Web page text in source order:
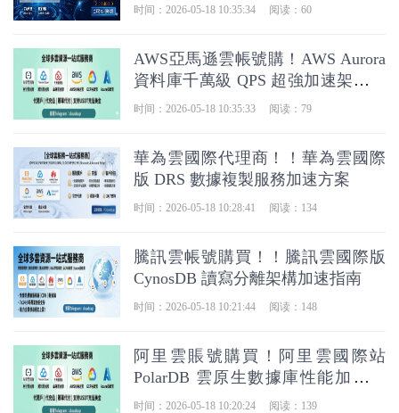
时间：2026-05-18 10:35:34 阅读：60
AWS亞馬遜雲帳號購！AWS Aurora
資料庫千萬級 QPS 超強加速架構拆
解
时间：2026-05-18 10:35:33 阅读：79
華為雲國際代理商！！華為雲國際
版 DRS 數據複製服務加速方案
时间：2026-05-18 10:28:41 阅读：134
騰訊雲帳號購買！！騰訊雲國際版
CynosDB 讀寫分離架構加速指南
时间：2026-05-18 10:21:44 阅读：148
阿里雲賬號購買！阿里雲國際站
PolarDB 雲原生數據庫性能加速實
戰
时间：2026-05-18 10:20:24 阅读：139